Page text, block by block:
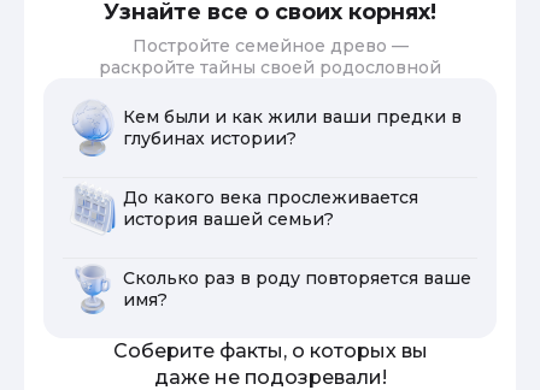
Узнайте все о своих корнях!
Постройте семейное древо —
раскройте тайны своей родословной
Кем были и как жили ваши предки в
глубинах истории?
До какого века прослеживается
история вашей семьи?
Сколько раз в роду повторяется ваше
имя?
Соберите факты, о которых вы
даже не подозревали!